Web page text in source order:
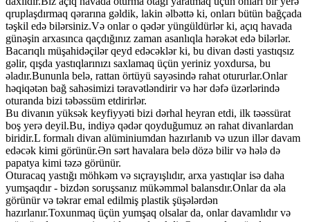
qruplaşdırmaq qərarına gəldik, lakin əlbəttə ki, onları bütün bağçada
təşkil edə bilərsiniz.Və onlar o qədər yüngüldürlər ki, açıq havada
günəşin arxasınca qaçdığınız zaman asanlıqla hərəkət edə bilərlər.
Bacarıqlı müşahidəçilər qeyd edəcəklər ki, bu divan dəsti yastıqsız
gəlir, qışda yastıqlarınızı saxlamaq üçün yeriniz yoxdursa, bu
əladır.Bununla belə, rattan örtüyü sayəsində rahat otururlar.Onlar
həqiqətən bağ sahəsimizi təravətləndirir və hər dəfə üzərlərində
oturanda bizi təbəssüm etdirirlər.
Bu divanın yüksək keyfiyyəti bizi dərhal heyran etdi, ilk təəssürat
boş yerə deyil.Bu, indiyə qədər qoyduğumuz ən rahat divanlardan
biridir.L formalı divan alüminiumdan hazırlanıb və uzun illər davam
edəcək kimi görünür.Ən sərt havalara belə dözə bilir və hələ də
papatya kimi təzə görünür.
Oturacaq yastığı möhkəm və sıçrayışlıdır, arxa yastıqlar isə daha
yumşaqdır - bizdən soruşsanız mükəmməl balansdır.Onlar da əla
görünür və təkrar emal edilmiş plastik şüşələrdən
hazırlanır.Toxunmaq üçün yumşaq olsalar da, onlar davamlıdır və